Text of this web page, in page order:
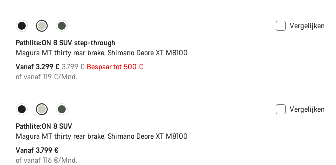
-13% Nieuwe voorraad
Vergelijken
Pathlite:ON 8 SUV step-through
Magura MT thirty rear brake, Shimano Deore XT M8100
Vanaf 3.299 € Originele
Prijs
3.799 € Bespaar tot 500 €
of vanaf 119 €/Mnd.
Vergelijken
Pathlite:ON 8 SUV
Magura MT thirty rear brake, Shimano Deore XT M8100
Vanaf 3.799 €
of vanaf 116 €/Mnd.